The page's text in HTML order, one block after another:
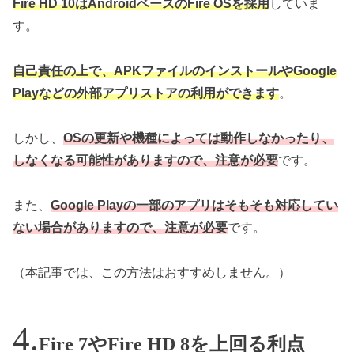
Fire HD 10はAndroidベースのFire OSを採用していま
す。
自己責任の上で、APKファイルのインストールやGoogle
Playなどの外部アプリストアの利用ができます。
しかし、 OSの更新や機種によっては動作しなかったり、
しなくなる可能性がありますので、注意が必要です。
また、 Google Playの一部のアプリはそもそも対応してい
ない場合がありますので、注意が必要です。
（本記事では、この方法はおすすめしません。）
Fire 7やFire HD 8を上回る利点